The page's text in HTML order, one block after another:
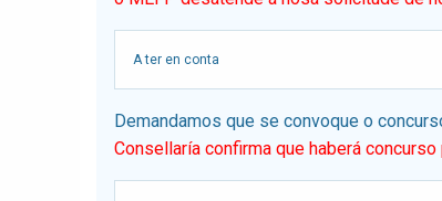
A ter en conta
Demandamos que se convoque o
Consellaría confirma que haberá concurso